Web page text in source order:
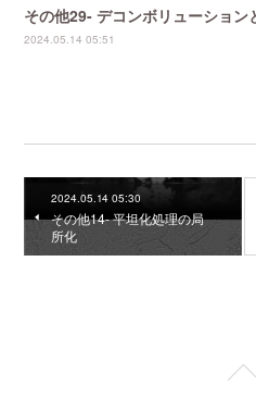
その他29- デコンボリューショ
2024.05.14 05:51
2024.05.14 05:30
その他14- 平坦化処理の局
所化